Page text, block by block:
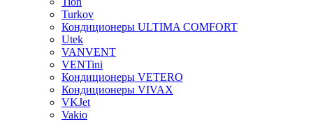
Turkov
Кондиционеры ULTIMA COMFORT
Utek
VANVENT
VENTini
Кондиционеры VETERO
Кондиционеры VIVAX
VKJet
Vakio